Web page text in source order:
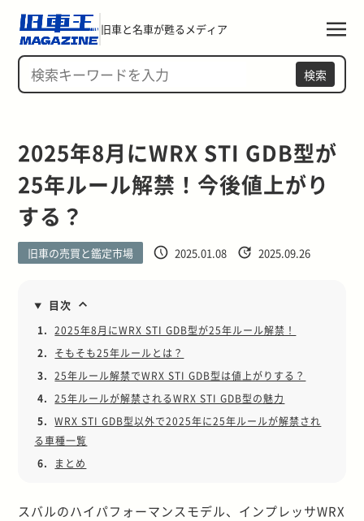
旧車と名車が甦るメディア
検索
2025年8月にWRX STI GDB型が
25年ルール解禁！今後値上がり
する？
旧車の売買と鑑定市場 2025.01.08 2025.09.26
目次
1.
2025年8月にWRX STI GDB型が25年ルール解禁！
2.
そもそも25年ルールとは？
3.
25年ルール解禁でWRX STI GDB型は値上がりする？
4.
25年ルールが解禁されるWRX STI GDB型の魅力
5.
WRX STI GDB型以外で2025年に25年ルールが解禁され
る車種一覧
6.
まとめ
スバルのハイパフォーマンスモデル、インプレッサWRX